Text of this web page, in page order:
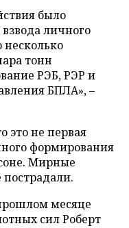
было
личного
несколько
тонн
РЭБ, РЭР и
БПЛА», –
это не первая
формирования
Мирные
пострадали.
месяце
сил Роберт